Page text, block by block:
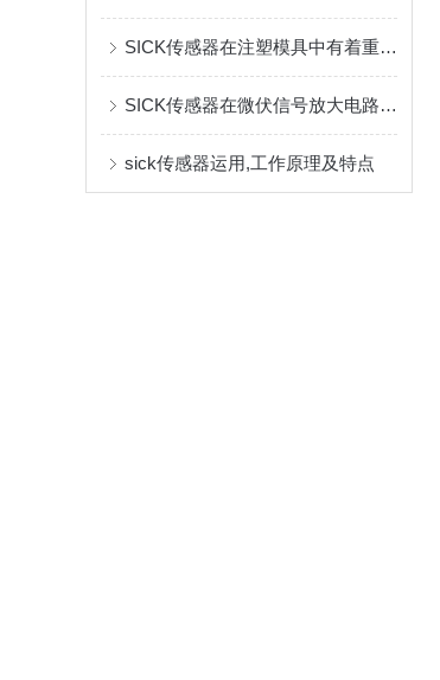
SICK传感器在注塑模具中有着重要的作用
SICK传感器在微伏信号放大电路中故障处理
sick传感器运用,工作原理及特点